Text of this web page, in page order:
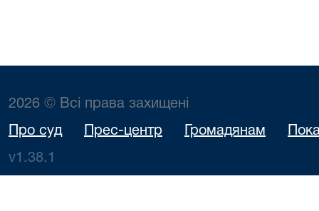
2026 © Всі права захищені
Про суд Прес-центр Громадянам
v1.38.1